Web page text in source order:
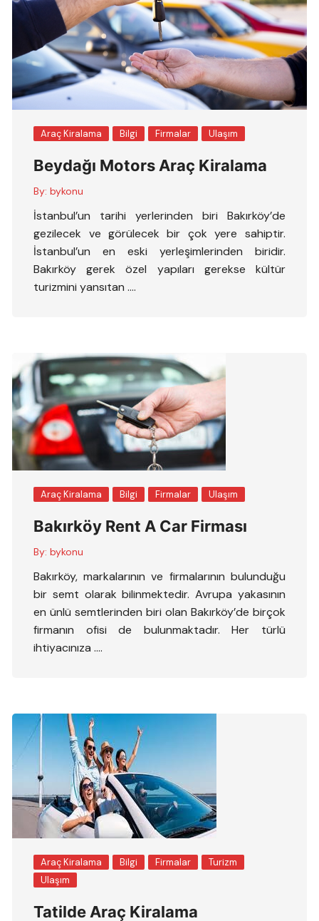
Araç Kiralama Bilgi Firmalar Ulaşım
Beydağı Motors Araç Kiralama
By: bykonu
İstanbul’un tarihi yerlerinden biri Bakırköy’de
gezilecek ve görülecek bir çok yere sahiptir.
İstanbul’un en eski yerleşimlerinden biridir.
Bakırköy gerek özel yapıları gerekse kültür
turizmini yansıtan ….
Araç Kiralama Bilgi Firmalar Ulaşım
Bakırköy Rent A Car Firması
By: bykonu
Bakırköy, markalarının ve firmalarının bulunduğu
bir semt olarak bilinmektedir. Avrupa yakasının
en ünlü semtlerinden biri olan Bakırköy’de birçok
firmanın ofisi de bulunmaktadır. Her türlü
ihtiyacınıza ….
Araç Kiralama Bilgi Firmalar
Turizm
Ulaşım
Tatilde Araç Kiralama